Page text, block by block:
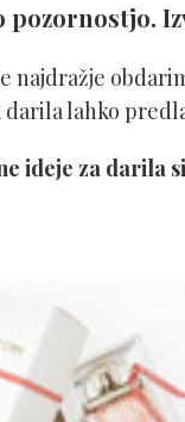
pozornostjo.
najdražje
lahko
ideje za darila